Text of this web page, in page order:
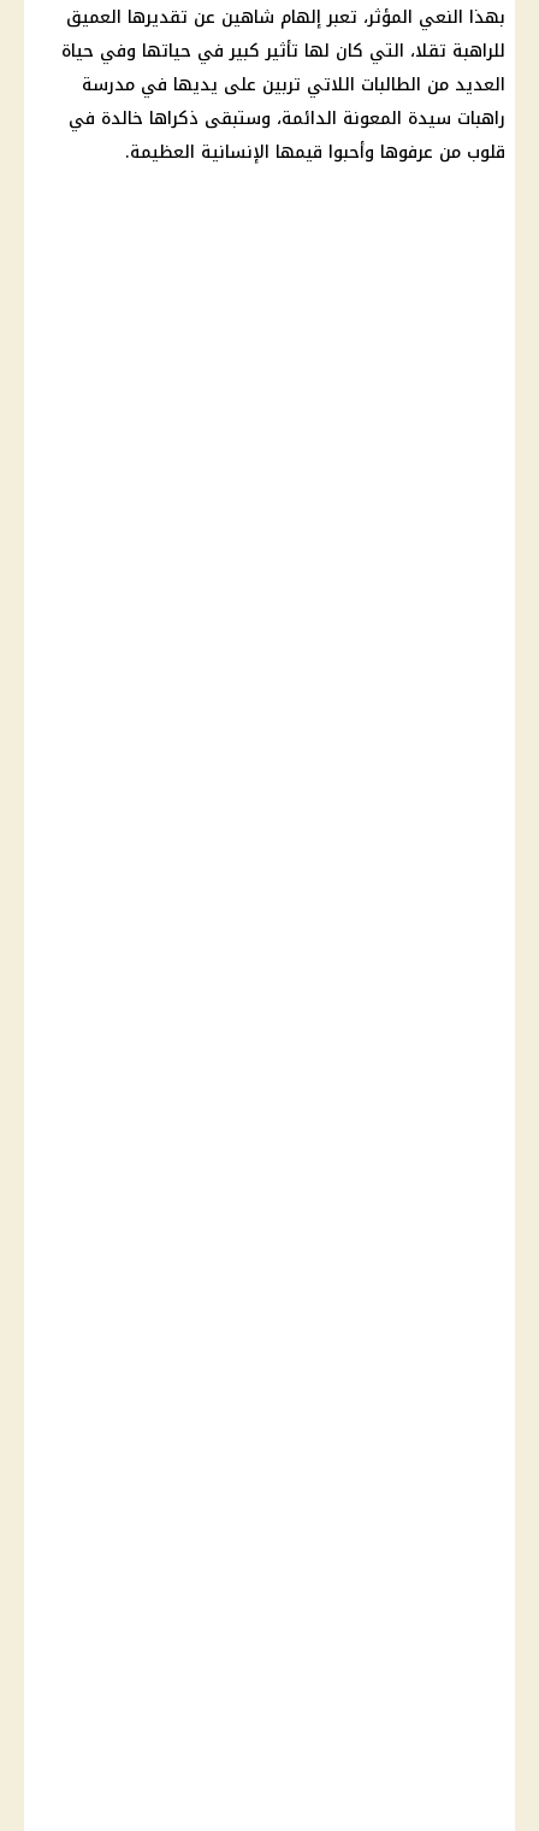
بهذا النعي المؤثر، تعبر إلهام شاهين عن تقديرها العميق
للراهبة تقلا، التي كان لها تأثير كبير في حياتها وفي حياة
العديد من الطالبات اللاتي تربين على يديها في مدرسة
راهبات سيدة المعونة الدائمة، وستبقى ذكراها خالدة في
قلوب من عرفوها وأحبوا قيمها الإنسانية العظيمة.